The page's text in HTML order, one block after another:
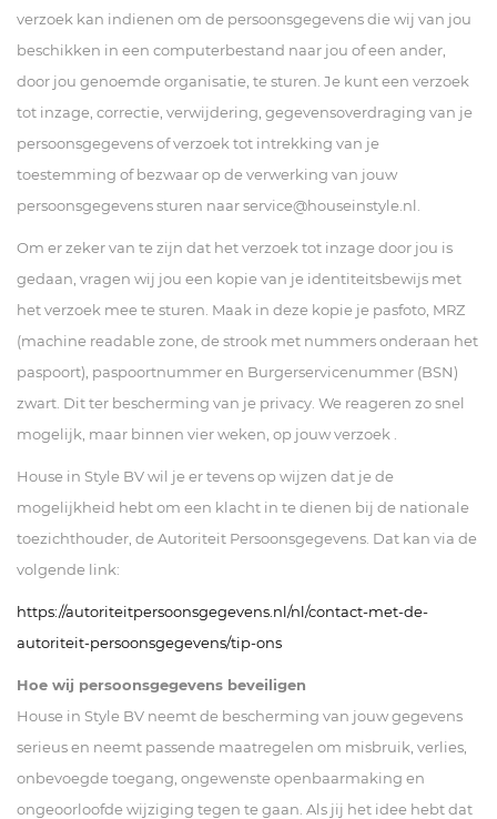
verzoek kan indienen om de persoonsgegevens die wij van jou
beschikken in een computerbestand naar jou of een ander,
door jou genoemde organisatie, te sturen. Je kunt een verzoek
tot inzage, correctie, verwijdering, gegevensoverdraging van je
persoonsgegevens of verzoek tot intrekking van je
toestemming of bezwaar op de verwerking van jouw
persoonsgegevens sturen naarservice@houseinstyle.nl
Om er zeker van te zijn dat het verzoek tot inzage door jou is
gedaan, vragen wij jou een kopie van je identiteitsbewijs met
het verzoek mee te sturen. Maak in deze kopie je pasfoto, MRZ
(machine readable zone, de strook met nummers onderaan het
paspoort), paspoortnummer en Burgerservicenummer (BSN)
zwart. Dit ter bescherming van je privacy. We reageren zo snel
mogelijk, maar binnen vier weken, op jouw verzoek .
House in Style BV wil je er tevens op wijzen dat je de
mogelijkheid hebt om een klacht in te dienen bij de nationale
toezichthouder, de Autoriteit Persoonsgegevens. Dat kan via de
volgende link:
https://autoriteitpersoonsgegevens.nl/nl/contact-met-de-
autoriteit-persoonsgegevens/tip-ons
Hoe wij persoonsgegevens beveiligen
House in Style BV neemt de bescherming van jouw gegevens
serieus en neemt passende maatregelen om misbruik, verlies,
onbevoegde toegang, ongewenste openbaarmaking en
ongeoorloofde wijziging tegen te gaan. Als jij het idee hebt dat